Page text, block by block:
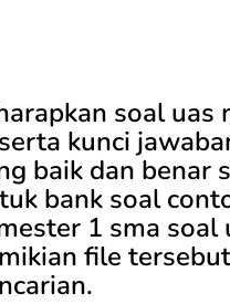
soal uas
kunci
baik dan benar
bank soal
1 sma
file